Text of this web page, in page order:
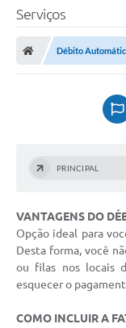
Autoatendimento
Transparência
Legislação
Plano Municipal de
Intranet
Serviços
Débito
PRINCIPAL
VANTAGENS DO
Opção ideal para
Desta forma, você
ou filas nos locais
esquecer o
COMO INCLUIR A